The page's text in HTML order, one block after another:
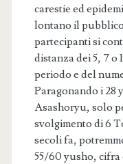
carestie ed
lontano il
partecipanti si
distanza dei 5, 7 o
periodo e del
Paragonando i 28
Asashoryu, solo
svolgimento di 6
secoli fa,
55/60 yusho, cifra